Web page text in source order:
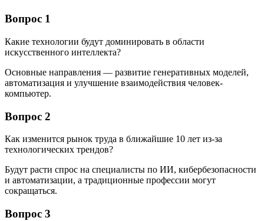
Вопрос 1
Какие технологии будут доминировать в области
искусственного интеллекта?
Основные направления — развитие генеративных моделей,
автоматизация и улучшение взаимодействия человек-
компьютер.
Вопрос 2
Как изменится рынок труда в ближайшие 10 лет из-за
технологических трендов?
Будут расти спрос на специалисты по ИИ, кибербезопасности
и автоматизации, а традиционные профессии могут
сокращаться.
Вопрос 3